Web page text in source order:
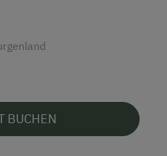
BUCHEN